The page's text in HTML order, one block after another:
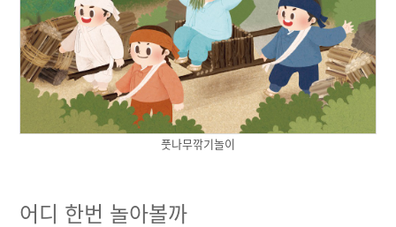
풋나무깎기놀이
어디 한번 놀아볼까